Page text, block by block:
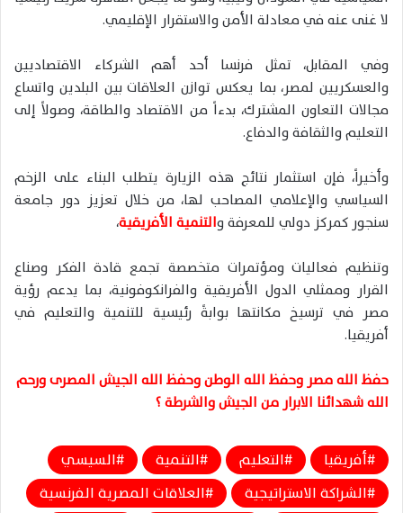
لا غنى عنه في معادلة الأمن والاستقرار الإقليمي.
وفي المقابل، تمثل فرنسا أحد أهم الشركاء الاقتصاديين
والعسكريين لمصر، بما يعكس توازن العلاقات بين البلدين واتساع
مجالات التعاون المشترك، بدءاً من الاقتصاد والطاقة، وصولاً إلى
التعليم والثقافة والدفاع.
وأخيراً، فإن استثمار نتائج هذه الزيارة يتطلب البناء على الزخم
السياسي والإعلامي المصاحب لها، من خلال تعزيز دور جامعة
سنجور كمركز دولي للمعرفة والتنمية الأفريقية،
وتنظيم فعاليات ومؤتمرات متخصصة تجمع قادة الفكر وصناع
القرار وممثلي الدول الأفريقية والفرانكوفونية، بما يدعم رؤية
مصر في ترسيخ مكانتها بوابةً رئيسية للتنمية والتعليم في
أفريقيا.
حفظ الله مصر وحفظ الله الوطن وحفظ الله الجيش المصرى ورحم
الله شهدائنا الابرار من الجيش والشرطة ؟
أفريقيا التعليم التنمية
السيسي
الشراكة الاستراتيجية
العلاقات المصرية الفرنسية